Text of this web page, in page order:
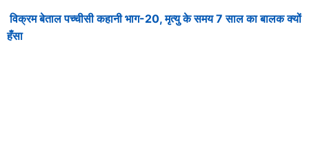
विक्रम बेताल पच्चीसी कहानी भाग-20, मृत्यु के समय 7 साल का बालक क्यों
हँसा